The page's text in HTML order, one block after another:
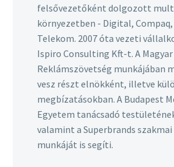
felsővezetőként dolgozott
környezetben - Digital, Compaq,
Telekom. 2007 óta vezeti
Ispiro Consulting Kft-t. A Magyar
Reklámszövetség munkájában
vesz részt elnökként, illetve
megbízatásokban. A Budapest
Egyetem tanácsadó
valamint a Superbrands
munkáját is segíti.